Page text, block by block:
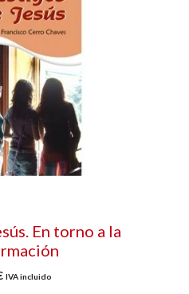
En torno a la
IVA incluido